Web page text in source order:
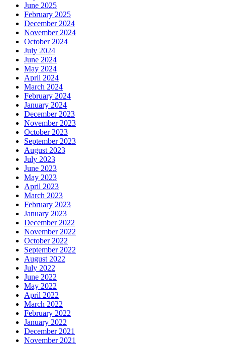
June 2025
February 2025
December 2024
November 2024
October 2024
July 2024
June 2024
May 2024
April 2024
March 2024
February 2024
January 2024
December 2023
November 2023
October 2023
September 2023
August 2023
July 2023
June 2023
May 2023
April 2023
March 2023
February 2023
January 2023
December 2022
November 2022
October 2022
September 2022
August 2022
July 2022
June 2022
May 2022
April 2022
March 2022
February 2022
January 2022
December 2021
November 2021